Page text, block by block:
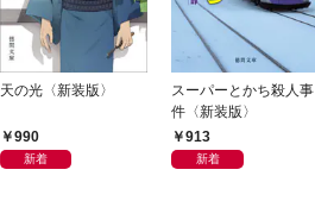
天の光〈新装版〉
990
新着
スーパーとかち殺人事
件〈新装版〉
913
新着